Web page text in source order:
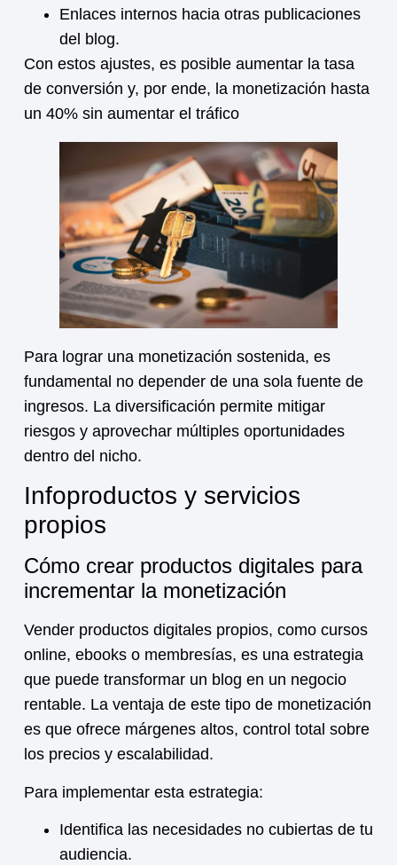
Enlaces internos hacia otras publicaciones
del blog.
Con estos ajustes, es posible aumentar la tasa
de conversión y, por ende, la monetización hasta
un 40% sin aumentar el tráfico
Para lograr una monetización sostenida, es
fundamental no depender de una sola fuente de
ingresos. La diversificación permite mitigar
riesgos y aprovechar múltiples oportunidades
dentro del nicho.
Infoproductos y servicios
propios
Cómo crear productos digitales para
incrementar la monetización
Vender productos digitales propios, como cursos
online, ebooks o membresías, es una estrategia
que puede transformar un blog en un negocio
rentable. La ventaja de este tipo de monetización
es que ofrece márgenes altos, control total sobre
los precios y escalabilidad.
Para implementar esta estrategia:
Identifica las necesidades no cubiertas de tu
audiencia.